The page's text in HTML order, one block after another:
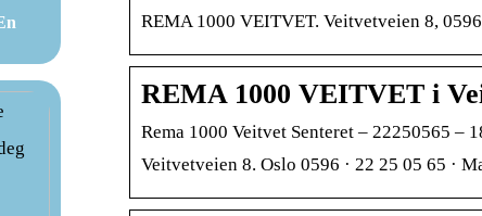
REMA 1000 VEITVET. Veitvetveien 8,
REMA 1000 VEITVET i
Rema 1000 Veitvet Senteret – 22250565 –
Veitvetveien 8. Oslo 0596 · 22 25 05 65 ·